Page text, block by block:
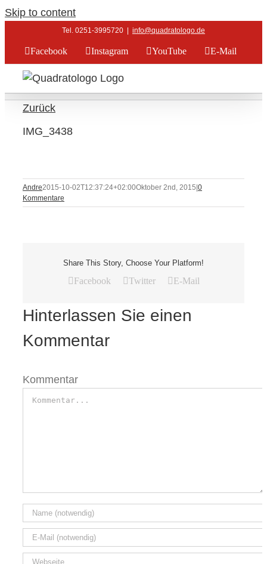
Skip to content
Tel. 0251-3995720 info@quadratologo.de
Facebook Instagram YouTube E-Mail
Zurück
IMG_3438
Andre2015-10-02T12:37:24+02:00Oktober 2nd, 2015 0
Kommentare
Share This Story, Choose Your Platform!
Facebook Twitter E-Mail
Hinterlassen Sie einen
Kommentar
Kommentar